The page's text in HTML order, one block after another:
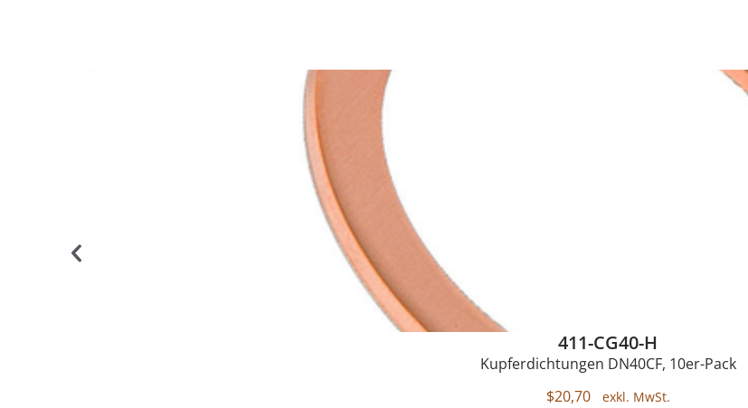
411-CG40-H
Kupferdichtungen DN40CF, 10er-Pack
$20,70